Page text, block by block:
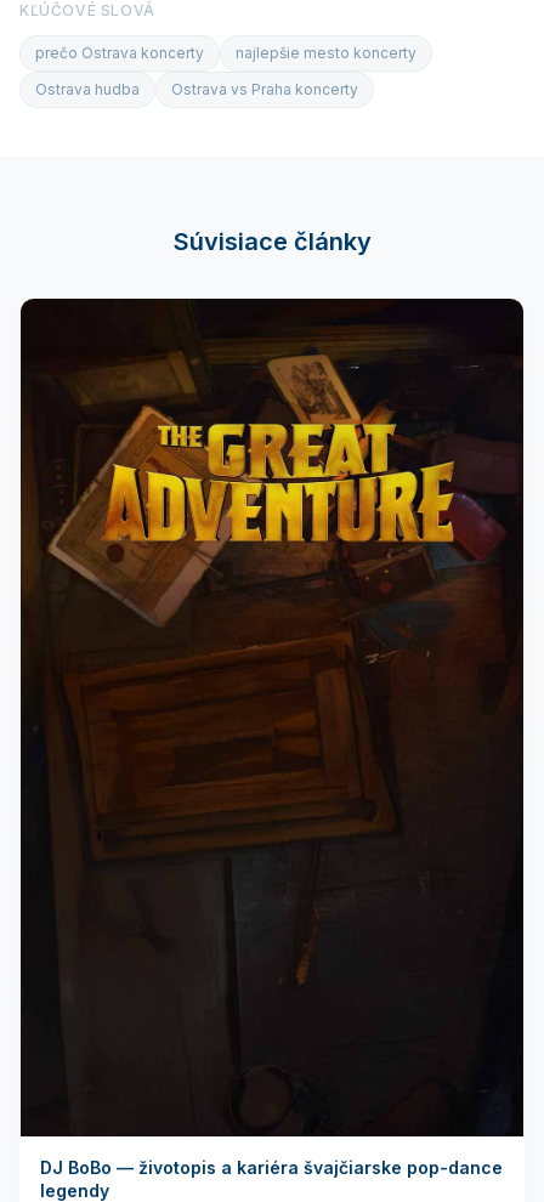
KĽÚČOVÉ SLOVÁ
prečo Ostrava koncerty
najlepšie mesto koncerty
Ostrava hudba
Ostrava vs Praha koncerty
Súvisiace články
DJ BoBo — životopis a kariéra švajčiarske pop-dance
legendy